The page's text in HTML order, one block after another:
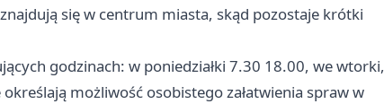
się w centrum miasta, skąd pozostaje krótki
godzinach: w poniedziałki 7.30 18.00, we wtorki,
możliwość osobistego załatwienia spraw w